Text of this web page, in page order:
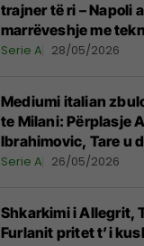
trajner të ri – Napoli
marrëveshje me
Serie A 28/05/2026
Mediumi italian
te Milani: Përplasje
Ibrahimovic, Tare u
fizikisht
Serie A 26/05/2026
Shkarkimi i Allegrit,
Furlanit pritet t’i